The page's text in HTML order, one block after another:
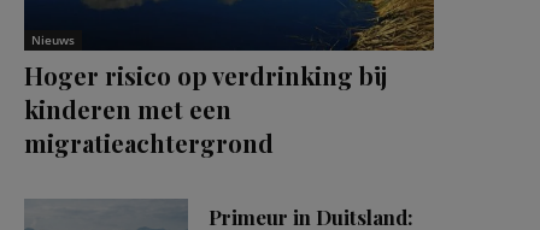
Nieuws
Hoger risico op verdrinking bij
kinderen met een
migratieachtergrond
Primeur in Duitsland: